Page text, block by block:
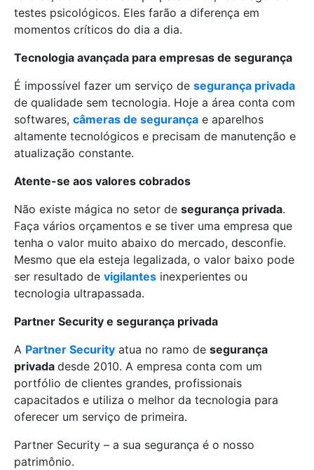
testes psicológicos. Eles farão a diferença em
momentos críticos do dia a dia.
Tecnologia avançada para empresas de segurança
É impossível fazer um serviço de segurança privada
de qualidade sem tecnologia. Hoje a área conta com
softwares, câmeras de segurança e aparelhos
altamente tecnológicos e precisam de manutenção e
atualização constante.
Atente-se aos valores cobrados
Não existe mágica no setor de segurança privada.
Faça vários orçamentos e se tiver uma empresa que
tenha o valor muito abaixo do mercado, desconfie.
Mesmo que ela esteja legalizada, o valor baixo pode
ser resultado de vigilantes inexperientes ou
tecnologia ultrapassada.
Partner Security e segurança privada
A Partner Security atua no ramo de segurança
privada desde 2010. A empresa conta com um
portfólio de clientes grandes, profissionais
capacitados e utiliza o melhor da tecnologia para
oferecer um serviço de primeira.
Partner Security – a sua segurança é o nosso
patrimônio.